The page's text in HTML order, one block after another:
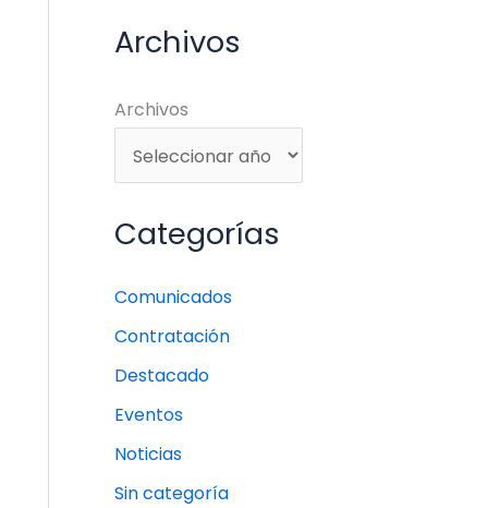
Archivos
Archivos
Categorías
Comunicados
Contratación
Destacado
Eventos
Noticias
Sin categoría